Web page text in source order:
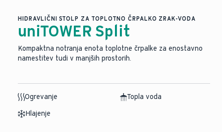
HIDRAVLIČNI STOLP ZA TOPLOTNO ČRPALKO ZRAK-VODA
uniTOWER Split
Kompaktna notranja enota toplotne črpalke za enostavno
namestitev tudi v manjših prostorih.
Ogrevanje
Topla voda
Hlajenje